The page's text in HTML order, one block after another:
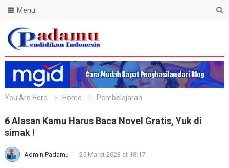
Blog Padamu
Menu
You Are Here Home Pembelajaran
6 Alasan Kamu Harus Baca Novel Gratis, Yuk di
simak !
Admin Padamu - 25 Maret 2023 at 18:17